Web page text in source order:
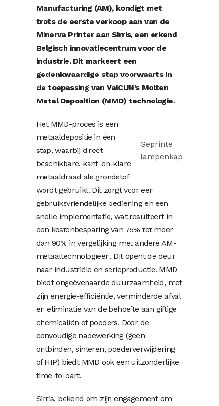
Manufacturing (AM), kondigt met
trots de eerste verkoop aan van de
Minerva Printer aan Sirris, een erkend
Belgisch innovatiecentrum voor de
industrie. Dit markeert een
gedenkwaardige stap voorwaarts in
de toepassing van ValCUN’s Molten
Metal Deposition (MMD) technologie.
Geprinte
lampenkap
Het MMD-proces is een
metaaldepositie in één
stap, waarbij direct
beschikbare, kant-en-klare
metaaldraad als grondstof
wordt gebruikt. Dit zorgt voor een
gebruiksvriendelijke bediening en een
snelle implementatie, wat resulteert in
een kostenbesparing van 75% tot meer
dan 90% in vergelijking met andere AM-
metaaltechnologieën. Dit opent de deur
naar industriële en serieproductie. MMD
biedt ongeëvenaarde duurzaamheid, met
zijn energie-efficiëntie, verminderde afval
en eliminatie van de behoefte aan giftige
chemicaliën of poeders. Door de
eenvoudige nabewerking (geen
ontbinden, sinteren, poederverwijdering
of HIP) biedt MMD ook een uitzonderlijke
time-to-part.
Sirris, bekend om zijn engagement om